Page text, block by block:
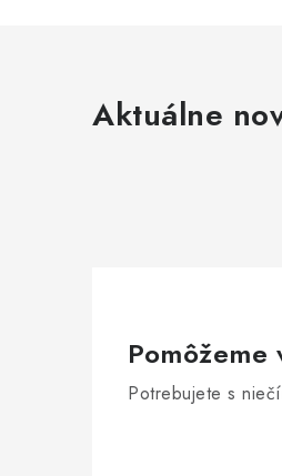
Aktuálne
Pomôžeme
Potrebujete s